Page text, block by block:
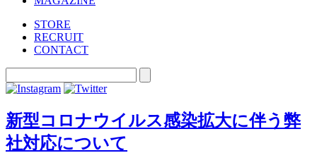
STORE
RECRUIT
CONTACT
新型コロナウイルス感染拡大に伴う弊
社対応について